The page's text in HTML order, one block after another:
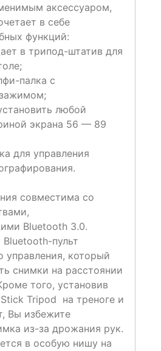
аксессуаром,
в себе
функций:
в трипод-штатив для
палка с
любой
экрана 56 — 89
для управления
совместима со
Bluetooth 3.0.
пульт
управления, который
снимки на расстоянии
того, установив
Tripod на треноге и
Вы избежите
из-за дрожания рук.
в особую нишу на